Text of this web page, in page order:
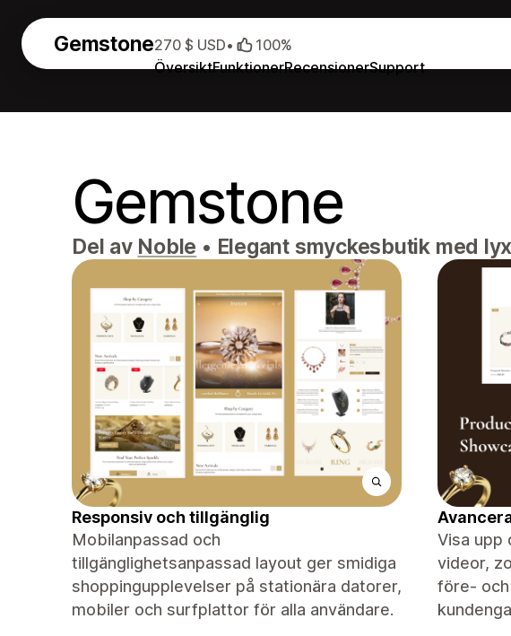
Gemstone
ÖversiktFunktionerRecensionerSupport
270 $ USD• 100%
Gemstone
Del av Noble • Elegant smyckesbutik med
Responsiv och tillgänglig
Mobilanpassad och
tillgänglighetsanpassad layout ger smidiga
shoppingupplevelser på stationära datorer,
mobiler och surfplattor för alla användare.
Visa upp
videor,
före-